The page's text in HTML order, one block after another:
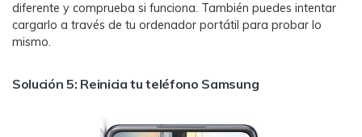
diferente y comprueba si funciona. También puedes intentar
cargarlo a través de tu ordenador portátil para probar lo
mismo.
Solución 5: Reinicia tu teléfono Samsung